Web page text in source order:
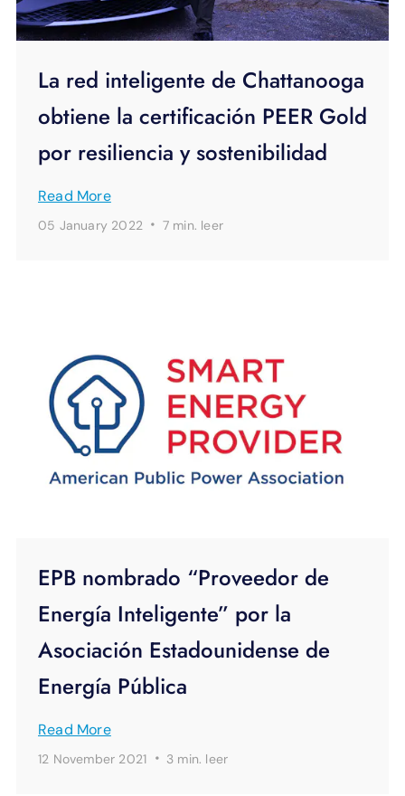
La red inteligente de Chattanooga
obtiene la certificación PEER Gold
por resiliencia y sostenibilidad
Read More
05 January 2022 · 7 min. leer
EPB nombrado “Proveedor de
Energía Inteligente” por la
Asociación Estadounidense de
Energía Pública
Read More
12 November 2021 · 3 min. leer